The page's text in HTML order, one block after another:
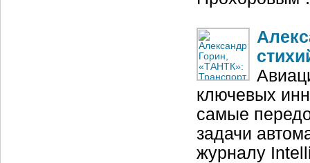
ключевых
самые
задачи
журналу